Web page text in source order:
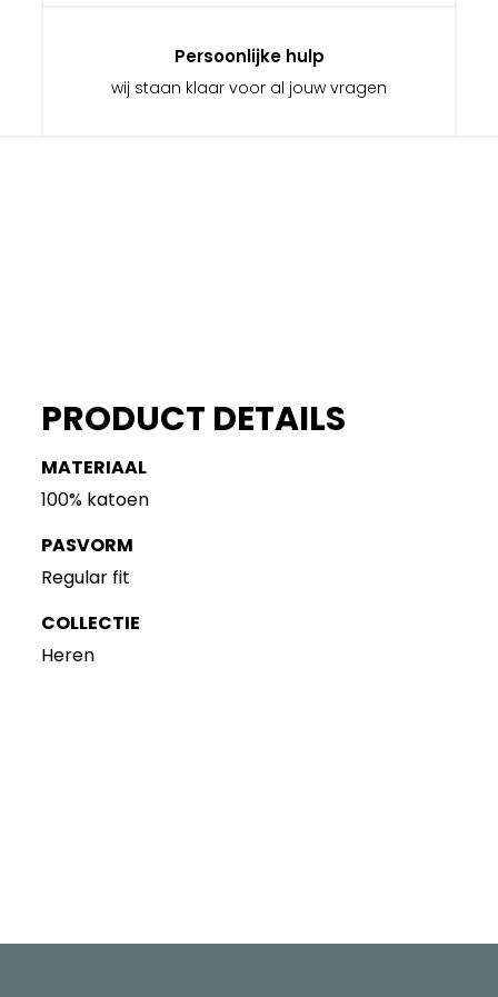
Persoonlijke hulp
wij staan klaar voor al jouw vragen
PRODUCT DETAILS
MATERIAAL
100% katoen
PASVORM
Regular fit
COLLECTIE
Heren